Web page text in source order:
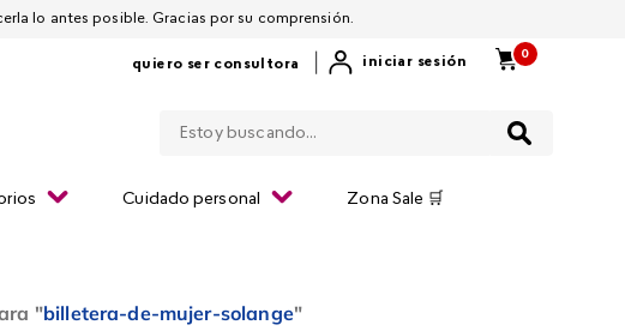
quiero ser consultora iniciar sesión
0
Cuidado personal Zona Sale 🛒
esfuerzos necesarios por restablecerla lo antes posible. Gracias por su comprensión.
"billetera-de-mujer-solange"